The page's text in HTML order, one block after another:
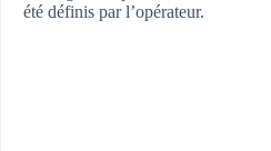
été définis par l’opérateur.